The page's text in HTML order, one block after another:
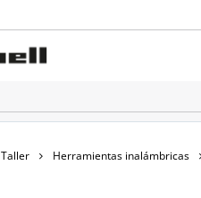
Taller Herramientas inalámbricas